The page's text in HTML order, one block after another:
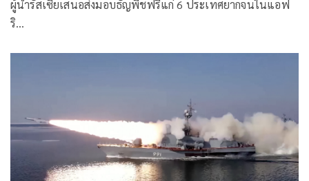
ผู้นำรัสเซียเสนอส่งมอบธัญพืชฟรีแก่ 6 ประเทศยากจนในแอฟ
ริ…